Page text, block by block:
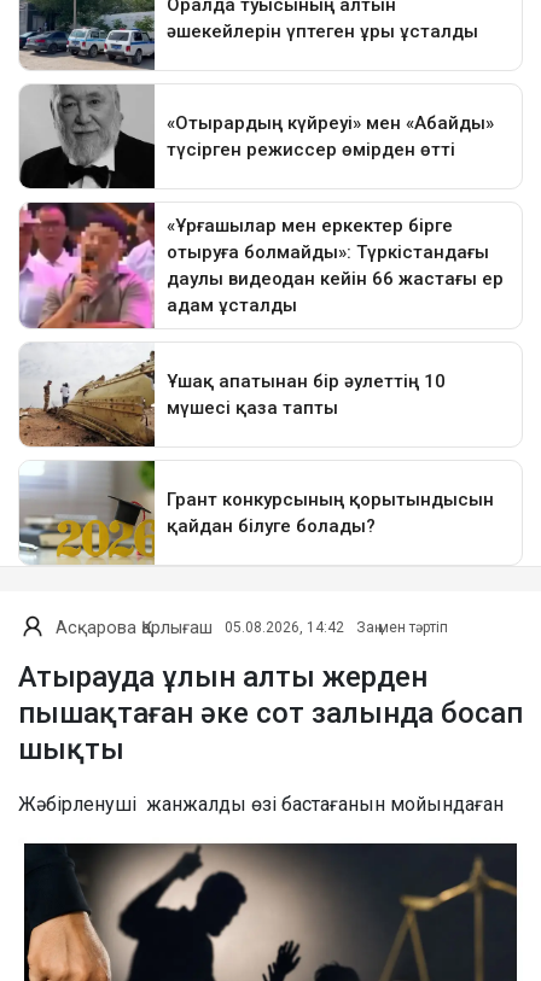
Асқарова Қарлығаш 05.08.2026, 14:42 Заң мен тәртіп
Атырауда ұлын алты жерден
пышақтаған әке сот залында босап
шықты
Жәбірленуші жанжалды өзі бастағанын мойындаған